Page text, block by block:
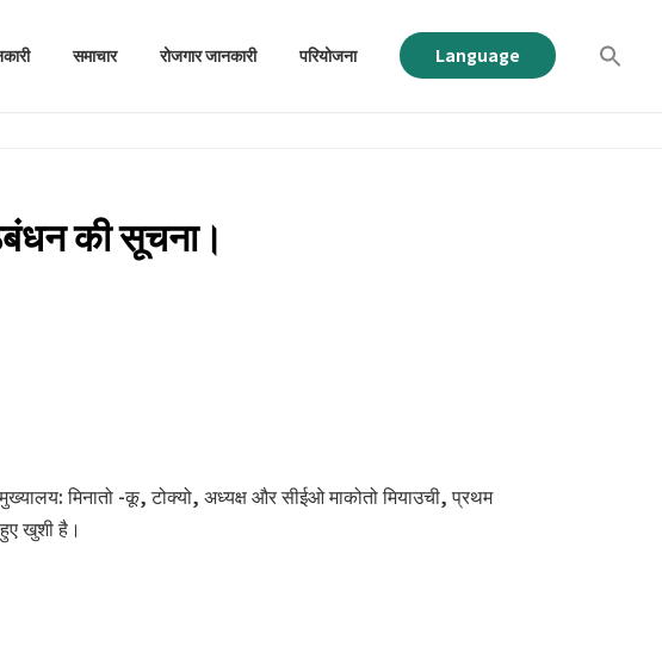
समाचार रोजगार जानकारी परियोजना Language
की सूचना।
मिनातो -कू, टोक्यो, अध्यक्ष और सीईओ माकोतो मियाउची, प्रथम
खुशी है।